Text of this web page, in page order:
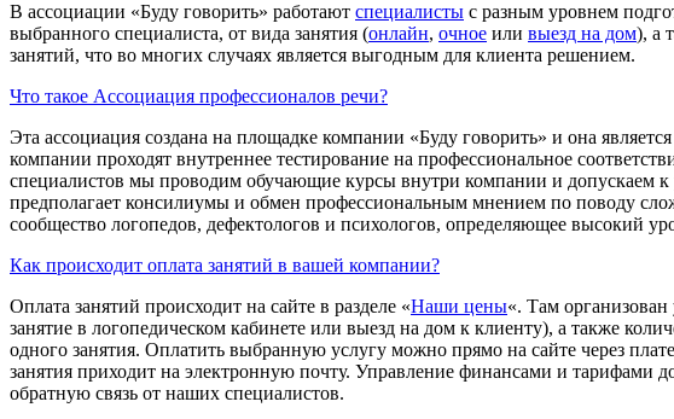
В ассоциации «Буду говорить» работают специалисты с разным уровнем
выбранного специалиста, от вида занятия (онлайн, очное или выезд на дом), а
занятий, что во многих случаях является выгодным для клиента решением.
Что такое Ассоциация профессионалов речи?
Эта ассоциация создана на площадке компании «Буду говорить» и она
компании проходят внутреннее тестирование на профессиональное
специалистов мы проводим обучающие курсы внутри компании и допускаем
предполагает консилиумы и обмен профессиональным мнением по поводу
сообщество логопедов, дефектологов и психологов, определяющее высокий
Как происходит оплата занятий в вашей компании?
Оплата занятий происходит на сайте в разделе «Наши цены«. Там
занятие в логопедическом кабинете или выезд на дом к клиенту), а также
одного занятия. Оплатить выбранную услугу можно прямо на сайте через
занятия приходит на электронную почту. Управление финансами и тарифами
обратную связь от наших специалистов.